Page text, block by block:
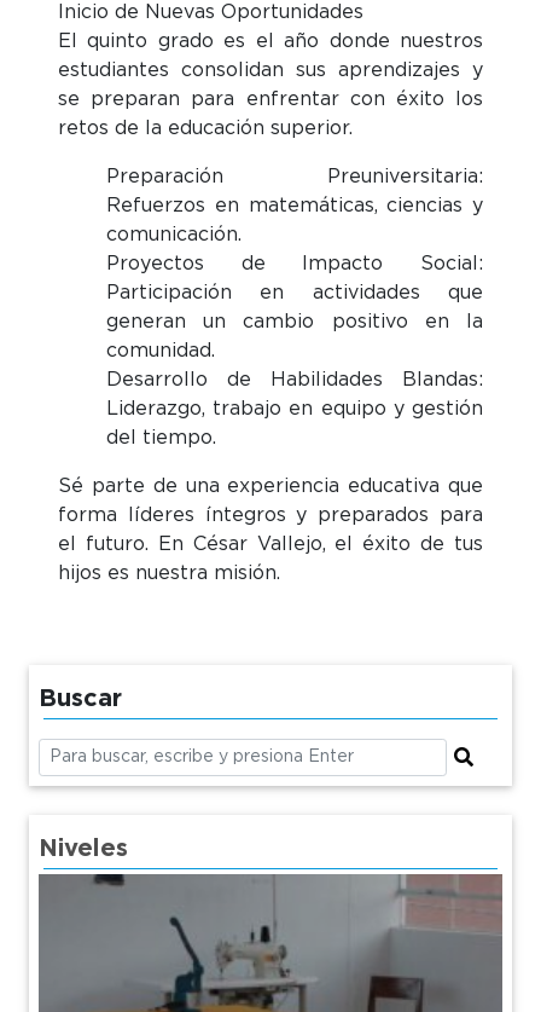
Inicio de Nuevas Oportunidades
El quinto grado es el año donde nuestros
estudiantes consolidan sus aprendizajes y
se preparan para enfrentar con éxito los
retos de la educación superior.
Preparación Preuniversitaria:
Refuerzos en matemáticas, ciencias y
comunicación.
Proyectos de Impacto Social :
Participación en actividades que
generan un cambio positivo en la
comunidad.
Desarrollo de Habilidades Blandas:
Liderazgo, trabajo en equipo y gestión
del tiempo.
Sé parte de una experiencia educativa que
forma líderes íntegros y preparados para
el futuro. En César Vallejo, el éxito de tus
hijos es nuestra misión.
Buscar
Niveles